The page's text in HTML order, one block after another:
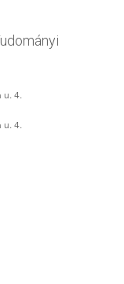
u. 4.
u. 4.